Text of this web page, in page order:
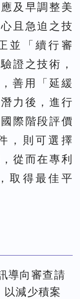
及早調整美
且急迫之技
並「續行審
證之技術，
善用「延緩
力後，進行
際階段評價
，則可選擇
從而在專利
取得最佳平
導向審查請
減少積案